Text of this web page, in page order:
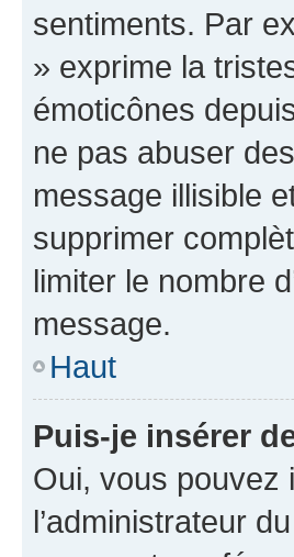
sentiments. Par
» exprime la
émoticônes
ne pas abuser
message illisible
supprimer
limiter le nombre
message.
Haut
Puis-je insérer
Oui, vous pouvez
l’administrateur